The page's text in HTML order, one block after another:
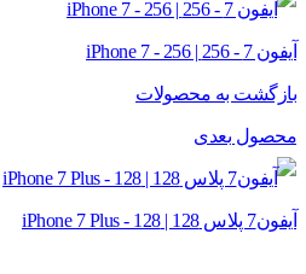
آیفون 7 - 256 | iPhone 7 - 256
بازگشت به محصولات
محصول بعدی
آیفون7 پلاس 128 | iPhone 7 Plus - 128